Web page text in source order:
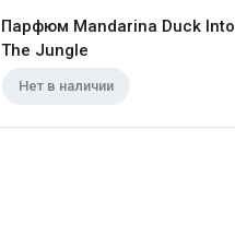
Нет в наличии
Парфюм Mandarina Duck Into
The Jungle